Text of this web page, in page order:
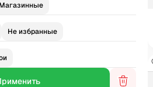
Магазинные
Не избранные